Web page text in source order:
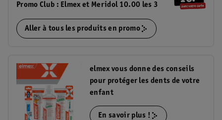
Promo Club : Elmex et Meridol 10.00 les 3
Aller à tous les produits en promo
elmex vous donne des conseils
pour protéger les dents de votre
enfant
En savoir plus !